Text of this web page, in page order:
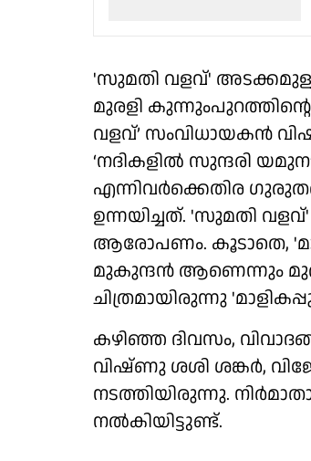
'സുമതി വളവ്'
മുരളി
വളവ്’ സംവിധായകൻ
‘നദികളിൽ സുന്ദരി
എന്നിവർക്കെതിര
ഉന്നയിച്ചത്. 'സുമതി
ആരോപണം. കൂടാതെ,
മുകുന്ദൻ ആണെന്നും
ചിത്രമായിരുന്നു
കഴിഞ്ഞ ദിവസം,
വിഷ്ണു ശശി ശങ്കർ,
നടത്തിയിരുന്നു.
നൽകിയിട്ടുണ്ട്.